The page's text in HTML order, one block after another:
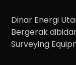
Dinar Energi
Bergerak
Surveying